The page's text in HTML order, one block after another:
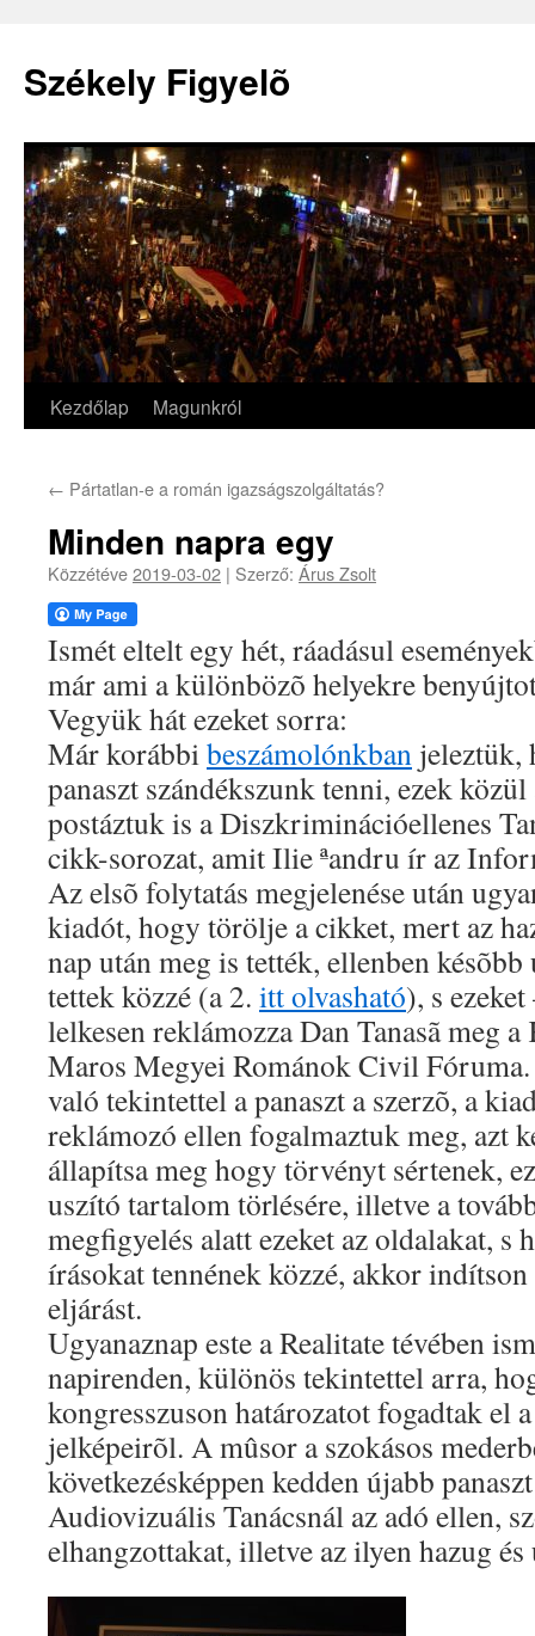
Székely Figyelõ
Kilépés
tartalomba
Kezdőlap Magunkról
← Pártatlan-e a román igazságszolgáltatás?
Minden napra egy
Közzétéve2019-03-02 | Szerző: Árus Zsolt
Ismét eltelt egy hét, ráadásul
már ami a különbözõ helyekre
Vegyük hát ezeket sorra:
Már korábbibeszámolónkban jeleztük,
panaszt szándékszunk tenni, ezek
postáztuk is a Diszkriminációellenes
cikk-sorozat, amit Ilie ªandru ír az
Az elsõ folytatás megjelenése után
kiadót, hogy törölje a cikket, mert az
nap után meg is tették, ellenben
tettek közzé (a 2. itt olvasható), s
lelkesen reklámozza Dan Tanasã meg a
Maros Megyei Románok Civil Fóruma.
való tekintettel a panaszt a szerzõ, a
reklámozó ellen fogalmaztuk meg, azt
állapítsa meg hogy törvényt sértenek,
uszító tartalom törlésére, illetve a
megfigyelés alatt ezeket az oldalakat, s
írásokat tennének közzé, akkor
eljárást.
Ugyanaznap este a Realitate tévében
napirenden, különös tekintettel arra,
kongresszuson határozatot fogadtak el
jelképeirõl. A mûsor a szokásos
következésképpen kedden újabb
Audiovizuális Tanácsnál az adó ellen,
elhangzottakat, illetve az ilyen hazug